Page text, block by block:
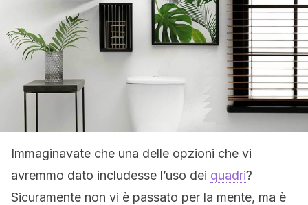
Immaginavate che una delle opzioni che vi
avremmo dato includesse l’uso dei quadri?
Sicuramente non vi è passato per la mente, ma è